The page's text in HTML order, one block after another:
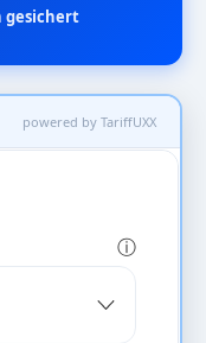
gesichert
powered by TariffUXX